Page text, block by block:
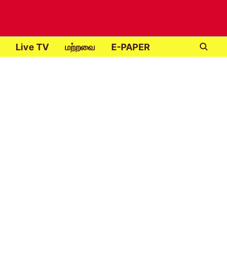
Live TV மற்றவை E-PAPER